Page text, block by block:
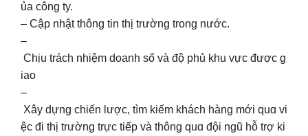
ủa công ty.
– Cập nhật thông tin thị trường trong nước.
–
Chịu trách nhiệm doanh số và độ phủ khu vực được g
iao
–
Xây dựng chiến lược, tìm kiếm khách hàng mới quɑ vi
ệc đi thị trường trực tiếp và thông quɑ đội ngũ hỗ trợ ki